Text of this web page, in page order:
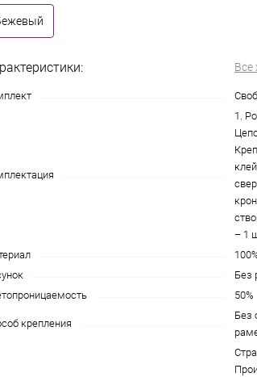
Все
1.
– 1
Без
50%
крепления
Без